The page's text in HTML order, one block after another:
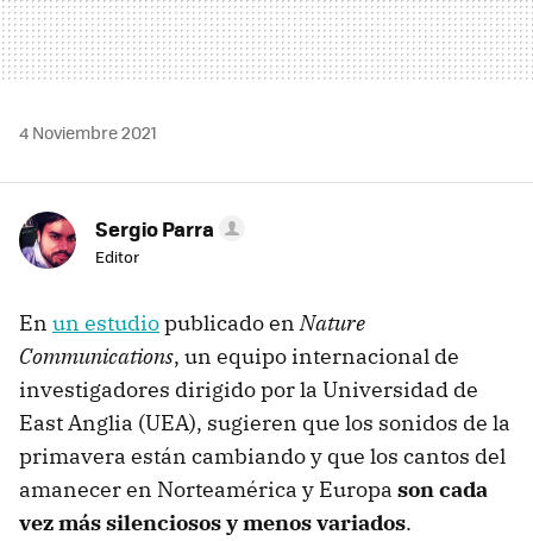
4 Noviembre 2021
Sergio Parra
Editor
En un estudiopublicado enNature
Communications, un equipo internacional de
investigadores dirigido por la Universidad de
East Anglia (UEA), sugieren que los sonidos de la
primavera están cambiando y que los cantos del
amanecer en Norteamérica y Europa son cada
vez más silenciosos y menos variados.